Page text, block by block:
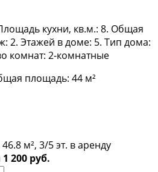
кухни, кв.м.: 8. Общая
2. Этажей в доме: 5. Тип дома:
комнат: 2-комнатные
площадь: 44 м²
м², 3/5 эт. в аренду
1 200 руб.